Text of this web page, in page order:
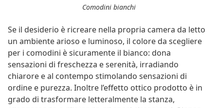
Comodini bianchi
Se il desiderio è ricreare nella propria camera da letto
un ambiente arioso e luminoso, il colore da scegliere
per i comodini è sicuramente il bianco: dona
sensazioni di freschezza e serenità, irradiando
chiarore e al contempo stimolando sensazioni di
ordine e purezza. Inoltre l’effetto ottico prodotto è in
grado di trasformare letteralmente la stanza,